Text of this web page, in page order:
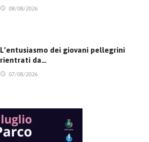
08/08/2026
L’entusiasmo dei giovani pellegrini
rientrati da…
07/08/2026